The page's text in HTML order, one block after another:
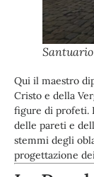
Qui il maestro
Cristo e della
figure di profeti.
delle pareti e
stemmi degli
progettazione